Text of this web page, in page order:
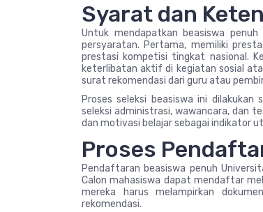
Syarat dan
Untuk mendapatkan beasiswa
persyaratan. Pertama, memiliki
prestasi kompetisi tingkat nasional.
keterlibatan aktif di kegiatan sosial
surat rekomendasi dari guru atau
Proses seleksi beasiswa ini
seleksi administrasi, wawancara, dan
dan motivasi belajar sebagai indikator
Proses
Pendaftaran beasiswa penuh
Calon mahasiswa dapat mendaftar
mereka harus melampirkan
rekomendasi.